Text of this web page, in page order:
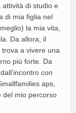
di studio e
di mia figlia nel
la mia vita,
Da allora, il
a vivere una
più forte. Da
con
aps,
del mio percorso